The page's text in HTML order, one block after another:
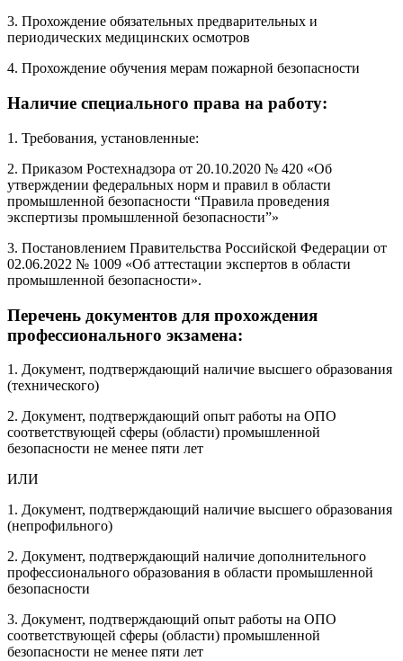
3. Прохождение обязательных предварительных и
периодических медицинских осмотров
4. Прохождение обучения мерам пожарной безопасности
Наличие специального права на работу:
1. Требования, установленные:
2. Приказом Ростехнадзора от 20.10.2020 № 420 «Об
утверждении федеральных норм и правил в области
промышленной безопасности “Правила проведения
экспертизы промышленной безопасности”»
3. Постановлением Правительства Российской Федерации от
02.06.2022 № 1009 «Об аттестации экспертов в области
промышленной безопасности».
Перечень документов для прохождения
профессионального экзамена:
1. Документ, подтверждающий наличие высшего образования
(технического)
2. Документ, подтверждающий опыт работы на ОПО
соответствующей сферы (области) промышленной
безопасности не менее пяти лет
ИЛИ
1. Документ, подтверждающий наличие высшего образования
(непрофильного)
2. Документ, подтверждающий наличие дополнительного
профессионального образования в области промышленной
безопасности
3. Документ, подтверждающий опыт работы на ОПО
соответствующей сферы (области) промышленной
безопасности не менее пяти лет